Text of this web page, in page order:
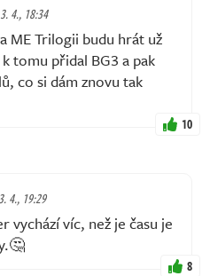
4., 18:34
ME Trilogii budu hrát už
tomu přidal BG3 a pak
co si dám znovu tak
10
4., 19:29
vychází víc, než je času je
8